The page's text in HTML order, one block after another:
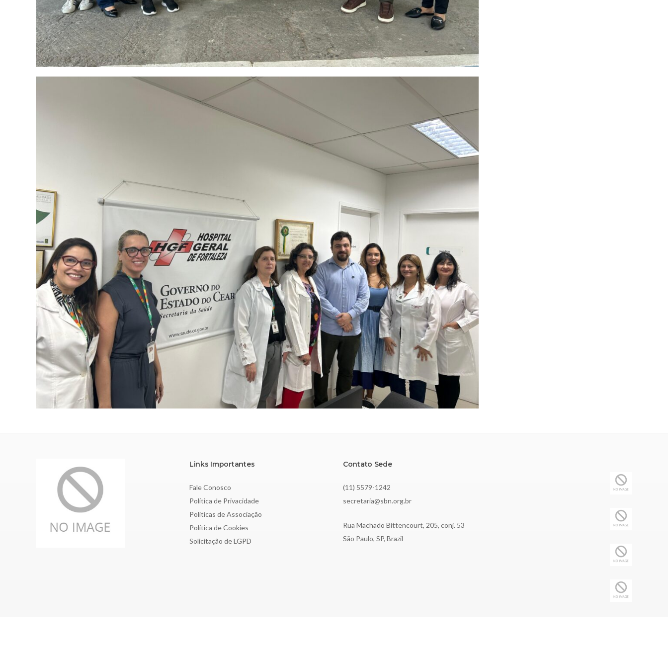
Links Importantes
Fale Conosco
Política de Privacidade
Políticas de Associação
Política de Cookies
Solicitação de LGPD
Contato Sede
(11) 5579-1242
secretaria@sbn.org.br
Rua Machado Bittencourt, 205, conj. 53
São Paulo, SP, Brazil